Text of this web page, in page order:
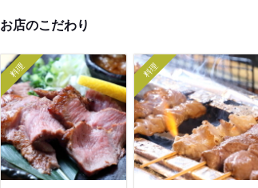
お店のこだわり
料理 料理